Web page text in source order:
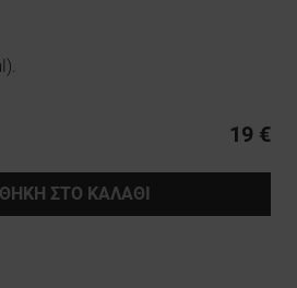
19 €
ΣΤΟ ΚΑΛΆΘΙ